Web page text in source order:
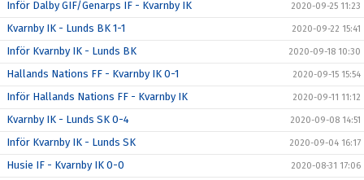
Inför Dalby GIF/Genarps IF - Kvarnby IK 2020-09-25 11:23
Kvarnby IK - Lunds BK 1-1 2020-09-22 15:41
Inför Kvarnby IK - Lunds BK 2020-09-18 10:30
Hallands Nations FF - Kvarnby IK 0-1 2020-09-15 15:54
Inför Hallands Nations FF - Kvarnby IK 2020-09-11 11:12
Kvarnby IK - Lunds SK 0-4 2020-09-08 14:51
Inför Kvarnby IK - Lunds SK 2020-09-04 16:17
Husie IF - Kvarnby IK 0-0 2020-08-31 17:06